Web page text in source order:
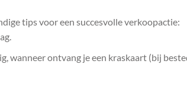
tips voor een succesvolle verkoopactie:
wanneer ontvang je een kraskaart (bij